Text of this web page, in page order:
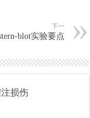
下一
blot实验要点
损伤